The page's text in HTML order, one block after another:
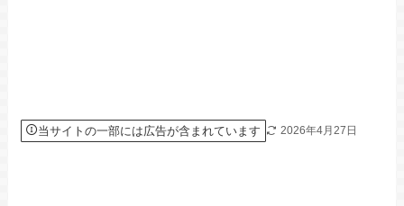
当サイトの一部には広告が含まれています 2026年4月27日